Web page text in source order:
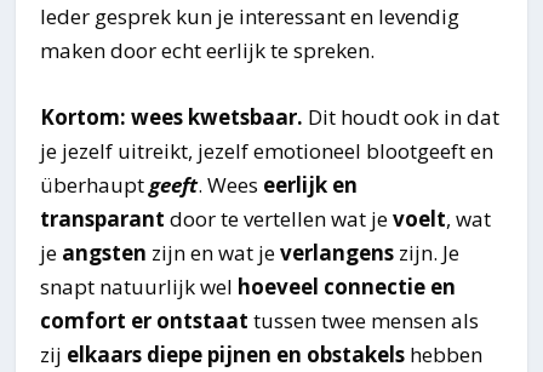
Ieder gesprek kun je interessant en levendig
maken door echt eerlijk te spreken.
Kortom: wees kwetsbaar. Dit houdt ook in dat
je jezelf uitreikt, jezelf emotioneel blootgeeft en
überhauptgeeft. Wees eerlijk en
transparant door te vertellen wat jevoelt, wat
je angsten zijn en wat jeverlangens zijn. Je
snapt natuurlijk wel hoeveel connectie en
comfort er ontstaat tussen twee mensen als
zij elkaars diepe pijnen en obstakels hebben